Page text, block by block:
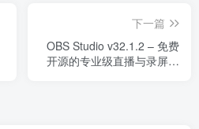
下一篇
OBS Studio v32.1.2 – 免费
开源的专业级直播与录屏软